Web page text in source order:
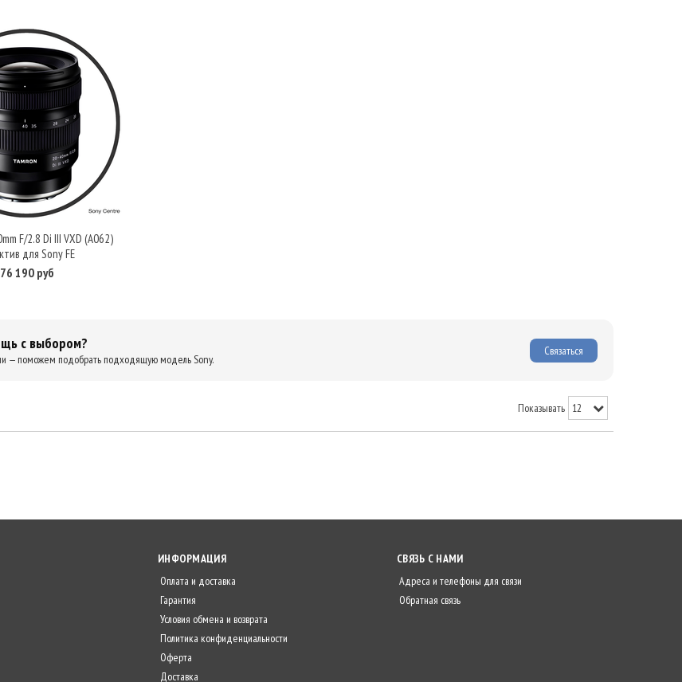
В корзину
F/2.8 Di III VXD (A062)
для Sony FE
76 190 руб
с выбором?
— поможем подобрать подходящую модель Sony.
Связаться
Показывать
ИНФОРМАЦИЯ
Оплата и доставка
Гарантия
Условия обмена и возврата
Политика конфиденциальности
Оферта
Доставка
СВЯЗЬ С НАМИ
Адреса и телефоны для связи
Обратная связь